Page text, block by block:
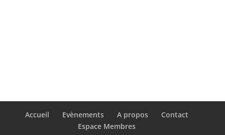
Accueil Evènements A propos
Contact
Espace Membres